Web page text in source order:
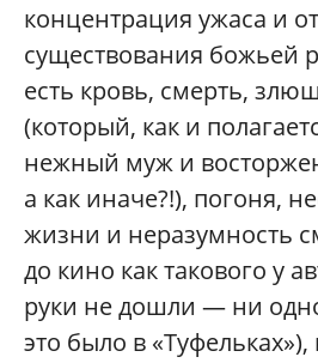
концентрация ужаса и
существования божьей
есть кровь, смерть,
(который, как и
нежный муж и
а как иначе?!), погоня,
жизни и неразумность
до кино как такового у
руки не дошли — ни
это было в